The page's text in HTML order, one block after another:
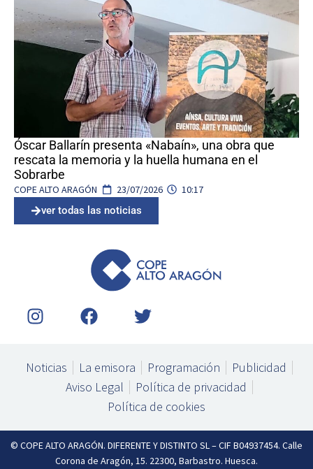
Óscar Ballarín presenta «Nabaín», una obra que
rescata la memoria y la huella humana en el
Sobrarbe
COPE ALTO ARAGÓN 23/07/2026
10:17
ver todas las noticias
I
n
a
a
m
F
a
b
o
k
T
w
t
t
e
r
Noticias La emisora Programación
Publicidad
Aviso Legal
Política de privacidad
Política de cookies
© COPE ALTO ARAGÓN. DIFERENTE Y DISTINTO SL – CIF B04937454. Calle
Corona de Aragón, 15. 22300, Barbastro. Huesca.